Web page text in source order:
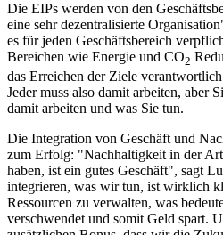
Die EIPs werden von den
eine sehr dezentralisierte
es für jeden Geschäftsbereich
Bereichen wie Energie und CO2
das Erreichen der Ziele
Jeder muss also damit arbeiten, aber
damit arbeiten und was Sie tun.
Die Integration von Geschäft und
zum Erfolg: "Nachhaltigkeit in der
haben, ist ein gutes Geschäft", sagt
integrieren, was wir tun, ist wirklich
Ressourcen zu verwalten, was
verschwendet und somit Geld spart.